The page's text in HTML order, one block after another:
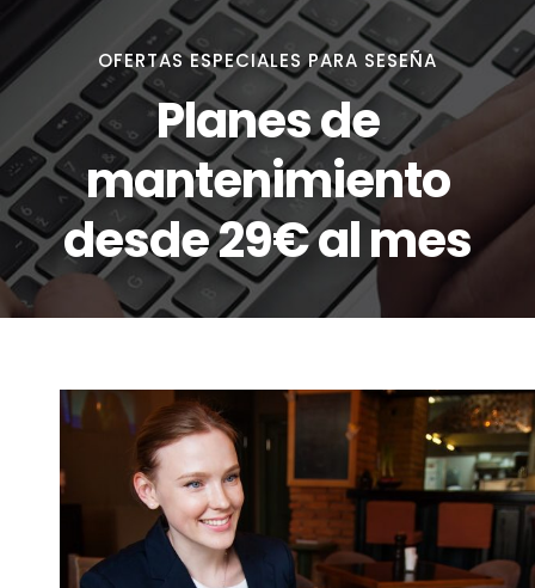
OFERTAS ESPECIALES PARA SESEÑA
Planes de
mantenimiento
desde 29€ al mes